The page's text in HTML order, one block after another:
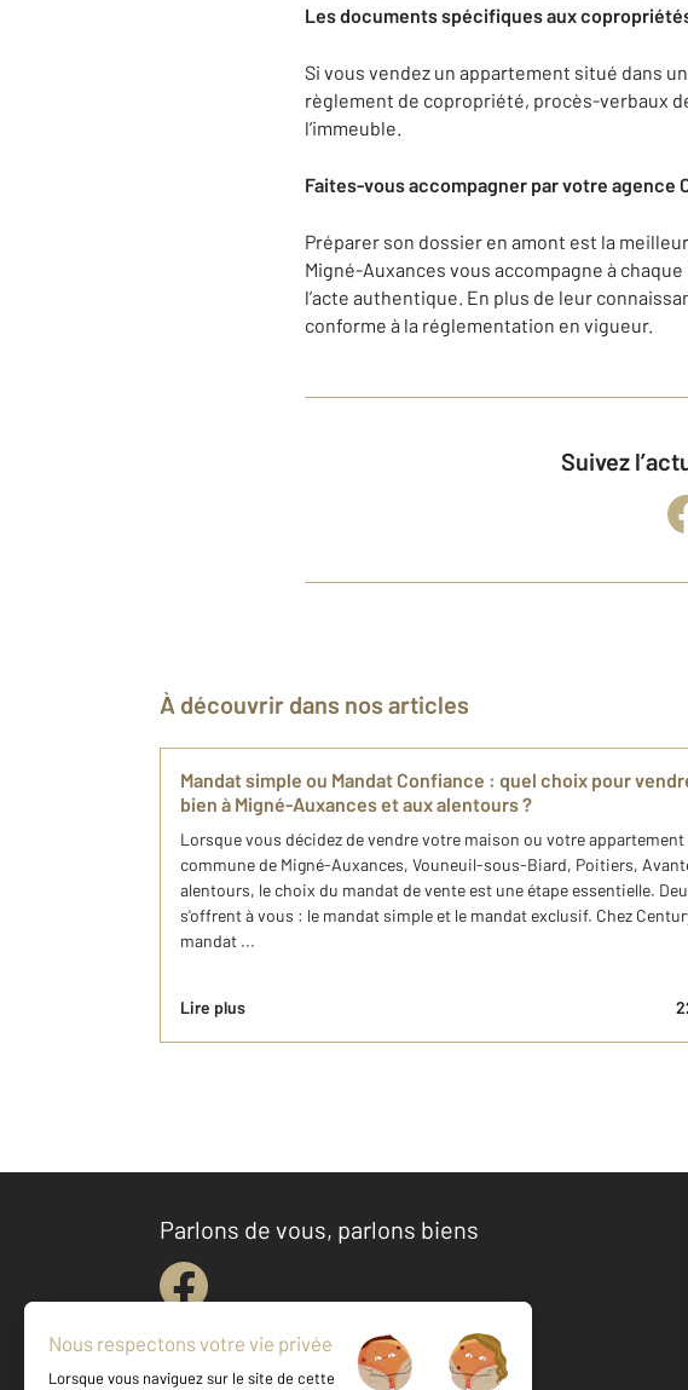
Les documents spécifiques aux
Si vous vendez un appartement situé dans
règlement de copropriété, procès-verbaux
l’immeuble.
Faites-vous accompagner par votre agence
Préparer son dossier en amont est la
Migné-Auxances vous accompagne à
l’acte authentique. En plus de leur
conforme à la réglementation en vigueur.
Suivez
À découvrir dans nos articles
Mandat simple ou Mandat Confiance : quel choix pour
bien à Migné-Auxances et aux alentours ?
Lorsque vous décidez de vendre votre maison ou votre
commune de Migné-Auxances, Vouneuil-sous-Biard, Poitiers,
alentours, le choix du mandat de vente est une étape essentielle.
s'offrent à vous : le mandat simple et le mandat exclusif. Chez
mandat ...
Lire plus
Parlons de vous, parlons biens